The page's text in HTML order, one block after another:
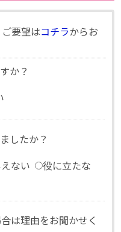
要望はコチラからお
か？
したか？
ない
役に立たな
は理由をお聞かせく